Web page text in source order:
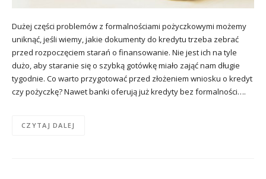
Dużej części problemów z formalnościami pożyczkowymi możemy
uniknąć, jeśli wiemy, jakie dokumenty do kredytu trzeba zebrać
przed rozpoczęciem starań o finansowanie. Nie jest ich na tyle
dużo, aby staranie się o szybką gotówkę miało zająć nam długie
tygodnie. Co warto przygotować przed złożeniem wniosku o kredyt
czy pożyczkę? Nawet banki oferują już kredyty bez formalności….
CZYTAJ DALEJ